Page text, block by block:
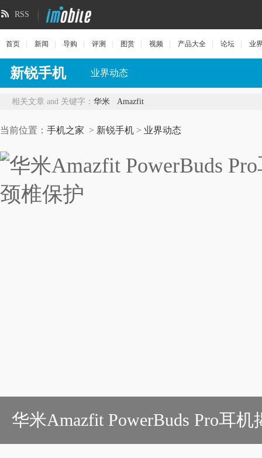
RSS
首页 新闻 导购 评测 图赏 视频 产品大全 论坛 业
新锐手机 业界动态
相关文章 and 关键字： 华米 Amazfit
当前位置： 手机之家 > 新锐手机 > 业界动态
华米Amazfit PowerBuds Pro耳